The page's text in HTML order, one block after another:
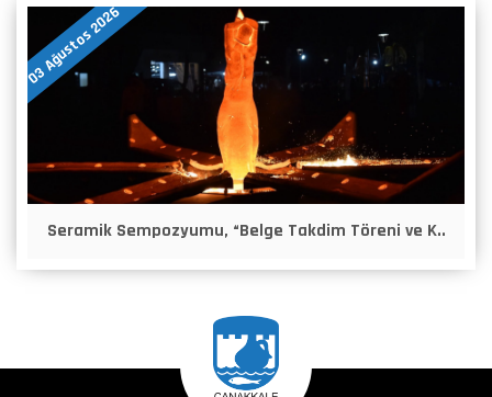
03 Ağustos 2026
Seramik Sempozyumu, “Belge Takdim Töreni ve K..